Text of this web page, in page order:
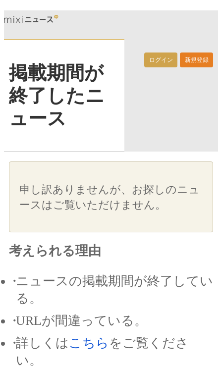
ログイン 新規登録
掲載期間が
終了したニ
ュース
申し訳ありませんが、お探しのニュ
ースはご覧いただけません。
考えられる理由
ニュースの掲載期間が終了してい
る。
URLが間違っている。
詳しくは こちら をご覧くださ
い。